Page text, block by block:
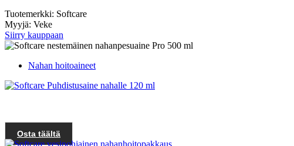
Tuotemerkki: Softcare
Myyjä: Veke
Siirry kauppaan
Nahan hoitoaineet
Osta täältä